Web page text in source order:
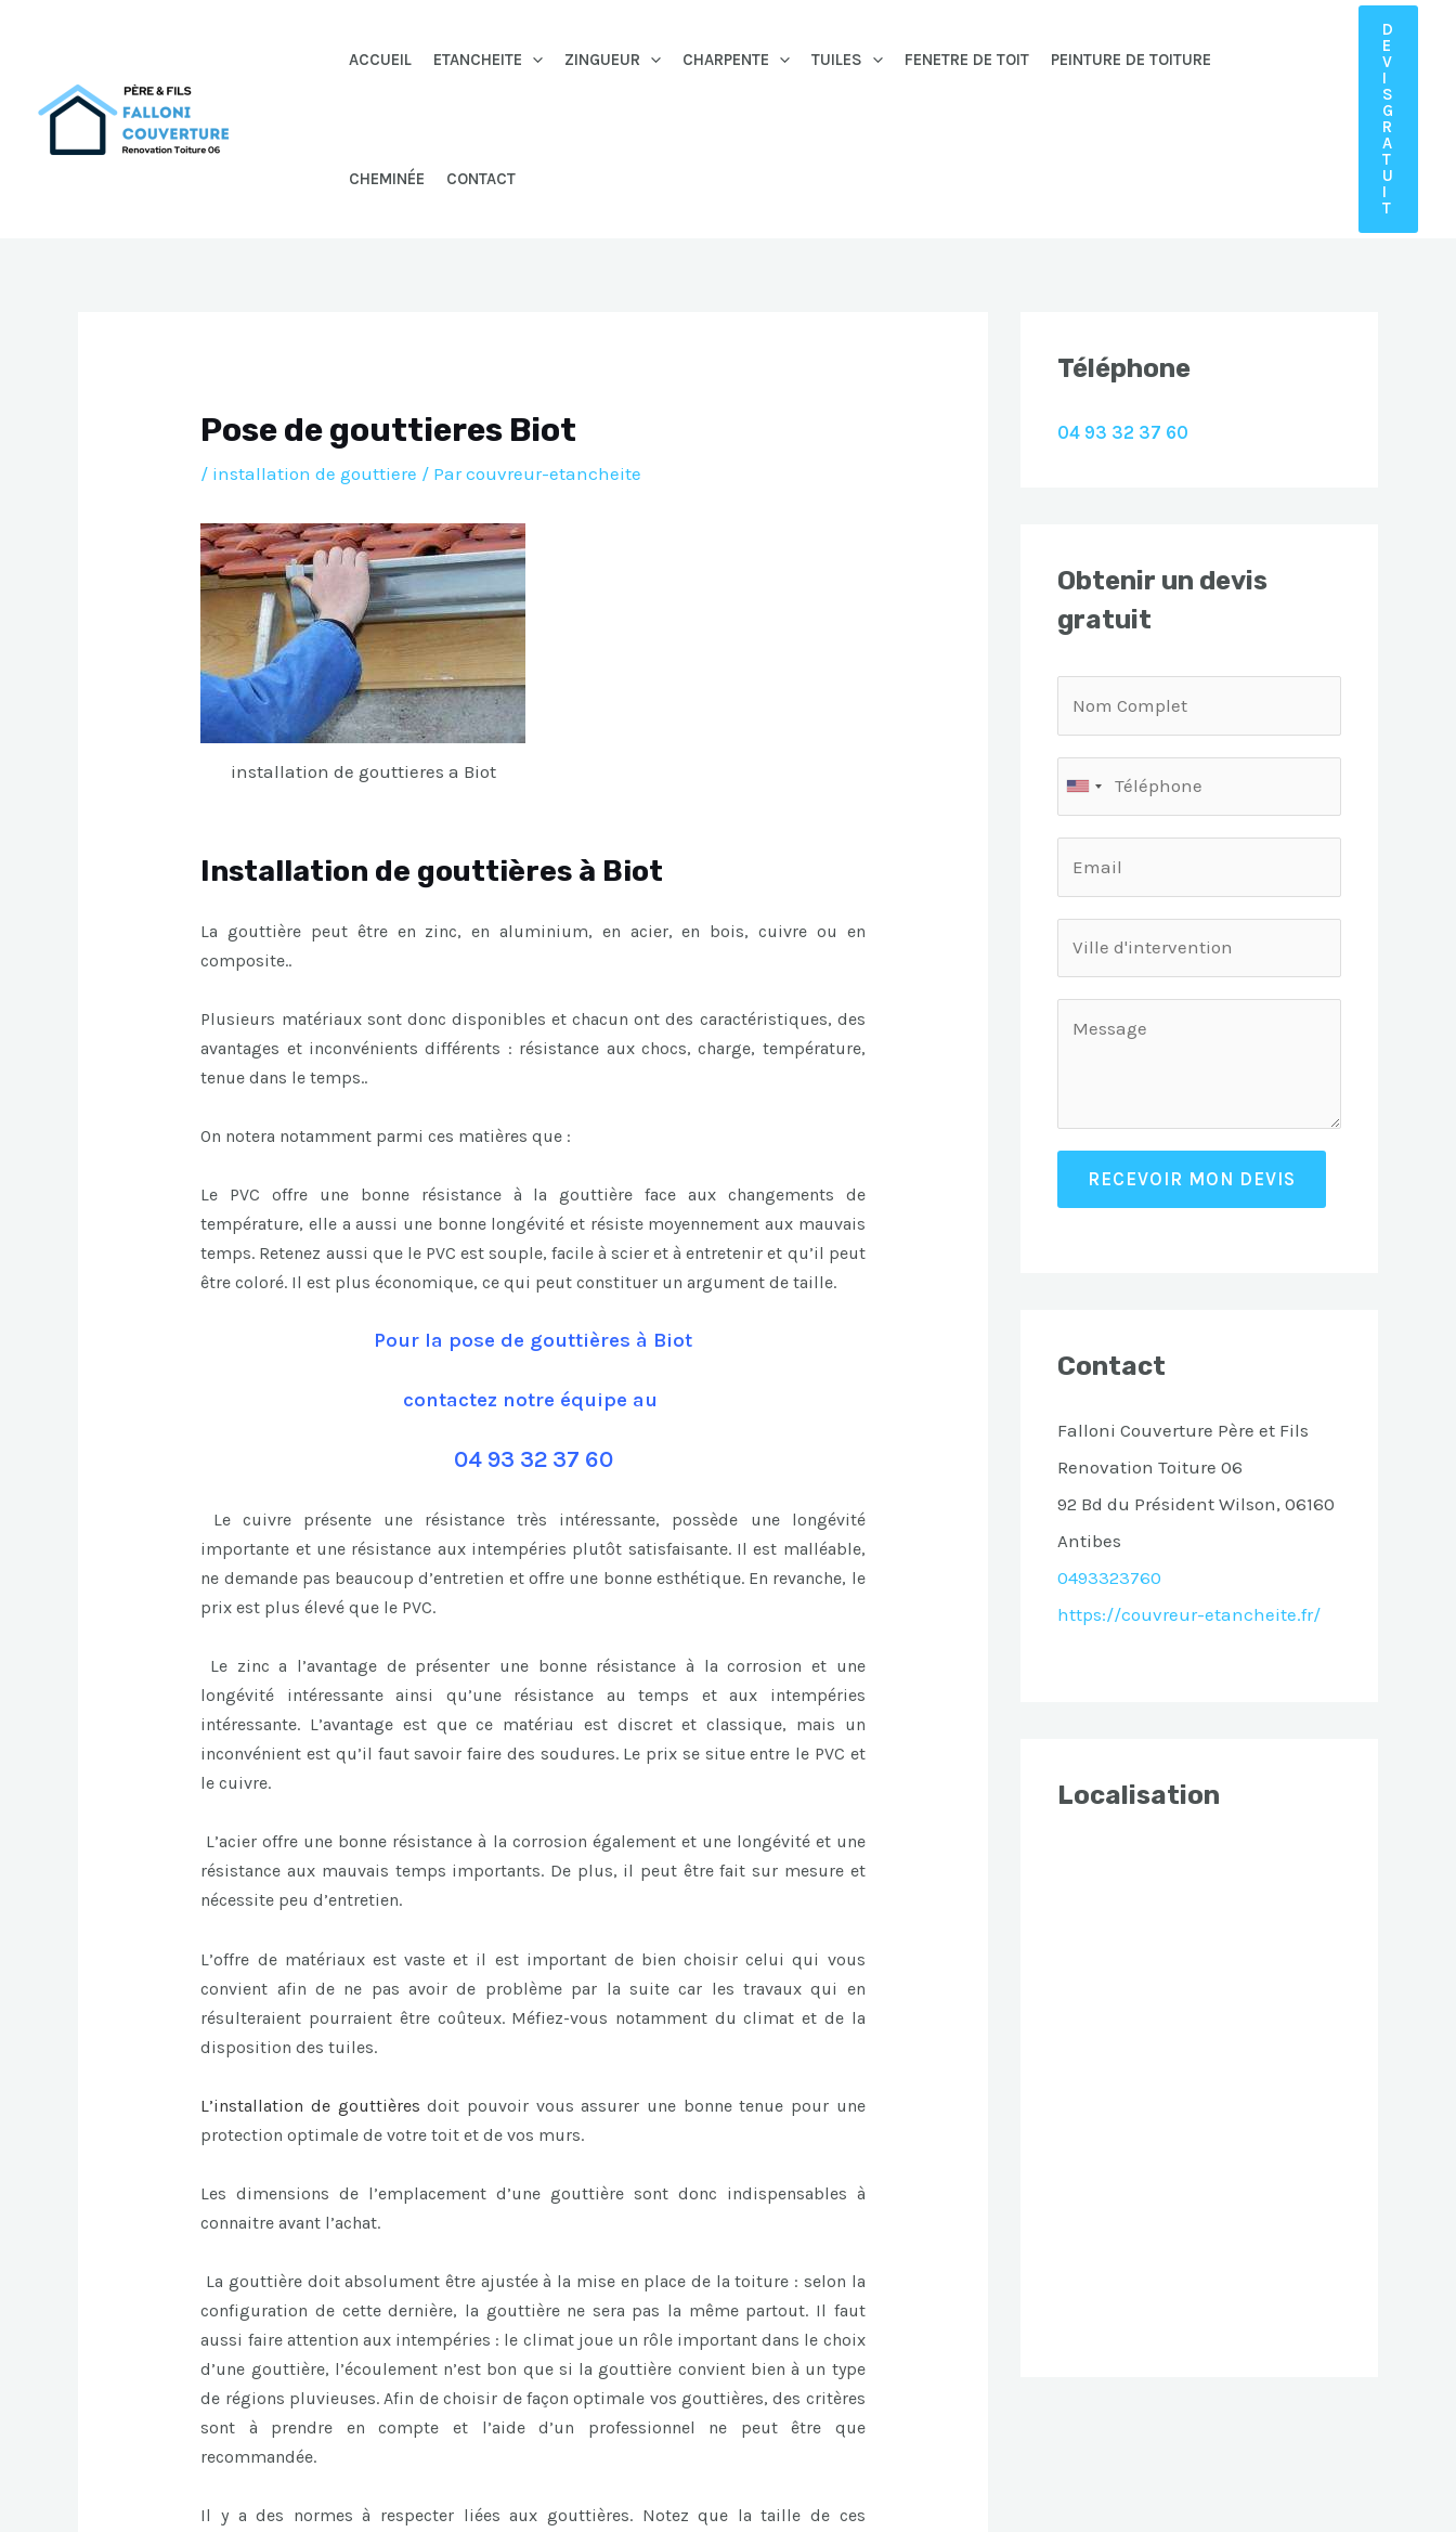
ACCUEIL ETANCHEITE ZINGUEUR CHARPENTE TUILES FENETRE DE TOIT PEINTURE DE TOITURE
CHEMINÉE CONTACT
D
E
V
I
S
G
R
A
T
U
I
T
Pose de gouttieres Biot
/ installation de gouttiere / Parcouvreur-etancheite
installation de gouttieres a Biot
Installation de gouttières à Biot
La gouttière peut être en zinc, en aluminium, en acier, en bois, cuivre ou en
composite..
Plusieurs matériaux sont donc disponibles et chacun ont des caractéristiques, des
avantages et inconvénients différents : résistance aux chocs, charge, température,
tenue dans le temps..
On notera notamment parmi ces matières que :
Le PVC offre une bonne résistance à la gouttière face aux changements de
température, elle a aussi une bonne longévité et résiste moyennement aux mauvais
temps. Retenez aussi que le PVC est souple, facile à scier et à entretenir et qu’il peut
être coloré. Il est plus économique, ce qui peut constituer un argument de taille.
Pour la pose de gouttières à Biot
contactez notre équipe au
04 93 32 37 60
Le cuivre présente une résistance très intéressante, possède une longévité
importante et une résistance aux intempéries plutôt satisfaisante. Il est malléable,
ne demande pas beaucoup d’entretien et offre une bonne esthétique. En revanche, le
prix est plus élevé que le PVC.
Le zinc a l’avantage de présenter une bonne résistance à la corrosion et une
longévité intéressante ainsi qu’une résistance au temps et aux intempéries
intéressante. L’avantage est que ce matériau est discret et classique, mais un
inconvénient est qu’il faut savoir faire des soudures. Le prix se situe entre le PVC et
le cuivre.
L’acier offre une bonne résistance à la corrosion également et une longévité et une
résistance aux mauvais temps importants. De plus, il peut être fait sur mesure et
nécessite peu d’entretien.
L’offre de matériaux est vaste et il est important de bien choisir celui qui vous
convient afin de ne pas avoir de problème par la suite car les travaux qui en
résulteraient pourraient être coûteux. Méfiez-vous notamment du climat et de la
disposition des tuiles.
L’installation de gouttières doit pouvoir vous assurer une bonne tenue pour une
protection optimale de votre toit et de vos murs.
Les dimensions de l’emplacement d’une gouttière sont donc indispensables à
connaitre avant l’achat.
La gouttière doit absolument être ajustée à la mise en place de la toiture : selon la
configuration de cette dernière, la gouttière ne sera pas la même partout. Il faut
aussi faire attention aux intempéries : le climat joue un rôle important dans le choix
d’une gouttière, l’écoulement n’est bon que si la gouttière convient bien à un type
de régions pluvieuses. Afin de choisir de façon optimale vos gouttières, des critères
sont à prendre en compte et l’aide d’un professionnel ne peut être que
recommandée.
Il y a des normes à respecter liées aux gouttières. Notez que la taille de ces
Téléphone
04 93 32 37 60
Obtenir un devis
gratuit
RECEVOIR MON DEVIS
Contact
Falloni Couverture Père et Fils
Renovation Toiture 06
92 Bd du Président Wilson, 06160
Antibes
0493323760
https://couvreur-etancheite.fr/
Localisation